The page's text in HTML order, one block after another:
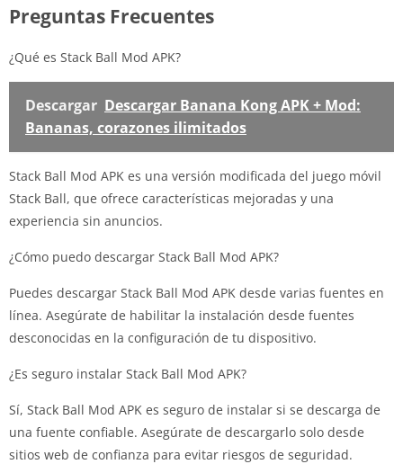
Preguntas Frecuentes
¿Qué es Stack Ball Mod APK?
Descargar Descargar Banana Kong APK + Mod:
Bananas, corazones ilimitados
Stack Ball Mod APK es una versión modificada del juego móvil
Stack Ball, que ofrece características mejoradas y una
experiencia sin anuncios.
¿Cómo puedo descargar Stack Ball Mod APK?
Puedes descargar Stack Ball Mod APK desde varias fuentes en
línea. Asegúrate de habilitar la instalación desde fuentes
desconocidas en la configuración de tu dispositivo.
¿Es seguro instalar Stack Ball Mod APK?
Sí, Stack Ball Mod APK es seguro de instalar si se descarga de
una fuente confiable. Asegúrate de descargarlo solo desde
sitios web de confianza para evitar riesgos de seguridad.